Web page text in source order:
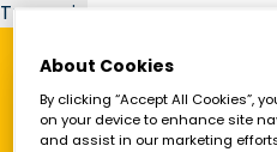
Try again
Vind een
About Cookies
By clicking “Accept All Cookies”,
on your device to enhance site
and assist in our marketing